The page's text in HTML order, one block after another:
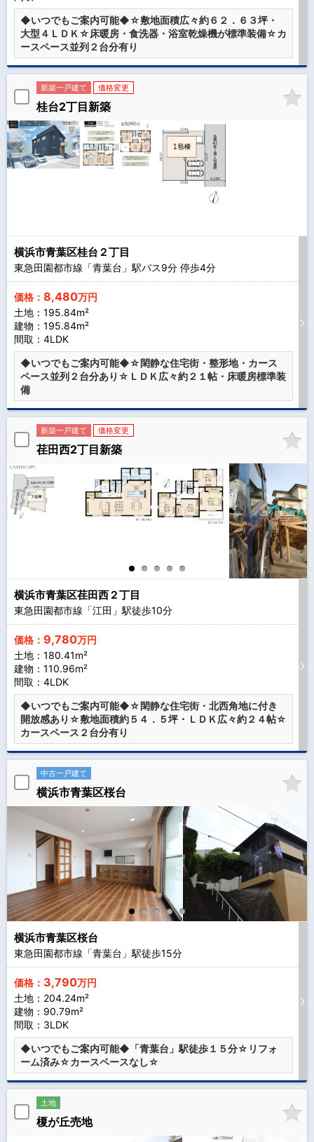
◆いつでもご案内可能◆☆敷地面積広々約６２．６３坪・
大型４ＬＤＫ☆床暖房・食洗器・浴室乾燥機が標準装備☆カ
ースペース並列２台分有り
新築一戸建て 価格変更
桂台2丁目新築
横浜市青葉区桂台２丁目
東急田園都市線「青葉台」駅バス9分 停歩4分
価格： 8,480万円
土地：195.84m²
建物：195.84m²
間取：4LDK
◆いつでもご案内可能◆☆閑静な住宅街・整形地・カース
ペース並列２台分あり☆ＬＤＫ広々約２１帖・床暖房標準装
備
新築一戸建て 価格変更
荏田西2丁目新築
横浜市青葉区荏田西２丁目
東急田園都市線「江田」駅徒歩10分
価格： 9,780万円
土地：180.41m²
建物：110.96m²
間取：4LDK
◆いつでもご案内可能◆☆閑静な住宅街・北西角地に付き
開放感あり☆敷地面積約５４．５坪・ＬＤＫ広々約２４帖☆
カースペース２台分有り
中古一戸建て
横浜市青葉区桜台
横浜市青葉区桜台
東急田園都市線「青葉台」駅徒歩15分
価格： 3,790万円
土地：204.24m²
建物：90.79m²
間取：3LDK
◆いつでもご案内可能◆「青葉台」駅徒歩１５分☆リフォ
ーム済み☆カースペースなし☆
土地
榎が丘売地